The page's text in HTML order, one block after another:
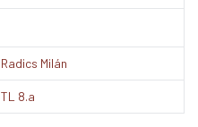
Radics Milán
TL 8.a